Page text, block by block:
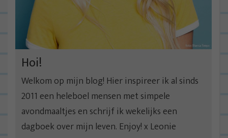
e
Hoi!
Welkom op mijn blog! Hier inspireer ik al sinds
2011 een heleboel mensen met simpele
avondmaaltjes en schrijf ik wekelijks een
dagboek over mijn leven. Enjoy! x Leonie